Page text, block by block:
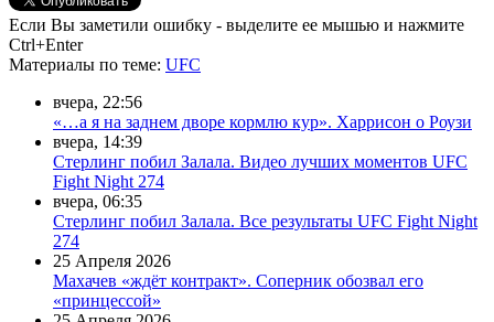
Если Вы заметили ошибку - выделите ее мышью и нажмите
Ctrl+Enter
Материалы по теме: UFC
вчера, 22:56
«…а я на заднем дворе кормлю кур». Харрисон о Роузи
вчера, 14:39
Стерлинг побил Залала. Видео лучших моментов UFC
Fight Night 274
вчера, 06:35
Стерлинг побил Залала. Все результаты UFC Fight Night
274
25 Апреля 2026
Махачев «ждёт контракт». Соперник обозвал его
«принцессой»